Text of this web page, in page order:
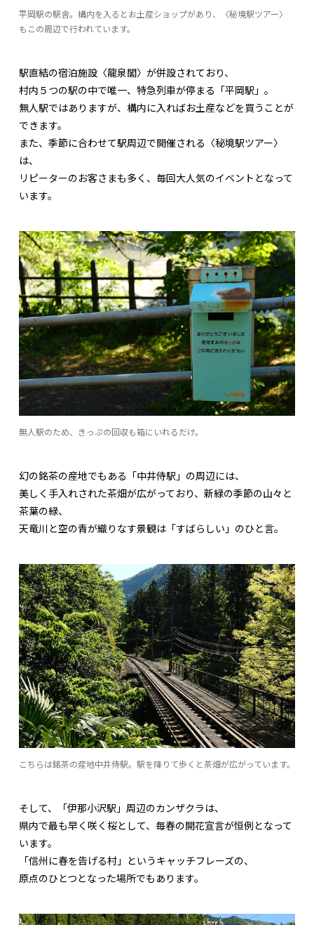
平岡駅の駅舎。構内を入るとお土産ショップがあり、〈秘境駅ツアー〉
もこの周辺で行われています。
駅直結の宿泊施設〈龍泉閣〉が併設されており、
村内５つの駅の中で唯一、特急列車が停まる「平岡駅」。
無人駅ではありますが、構内に入ればお土産などを買うことが
できます。
また、季節に合わせて駅周辺で開催される〈秘境駅ツアー〉
は、
リピーターのお客さまも多く、毎回大人気のイベントとなって
います。
無人駅のため、きっぷの回収も箱にいれるだけ。
幻の銘茶の産地でもある「中井侍駅」の周辺には、
美しく手入れされた茶畑が広がっており、新緑の季節の山々と
茶葉の緑、
天竜川と空の青が織りなす景観は「すばらしい」のひと言。
こちらは銘茶の産地中井侍駅。駅を降りて歩くと茶畑が広がっています。
そして、「伊那小沢駅」周辺のカンザクラは、
県内で最も早く咲く桜として、毎春の開花宣言が恒例となって
います。
「信州に春を告げる村」というキャッチフレーズの、
原点のひとつとなった場所でもあります。